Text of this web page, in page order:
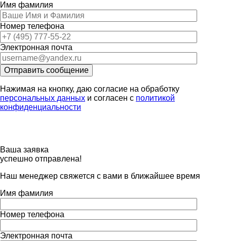
Имя фамилия
Номер телефона
Электронная почта
Отправить сообщение
Нажимая на кнопку, даю согласие на обработку
персональных данных и согласен с политикой
конфиденциальности
Ваша заявка
успешно отправлена!
Наш менеджер свяжется с вами в ближайшее время
Имя фамилия
Номер телефона
Электронная почта